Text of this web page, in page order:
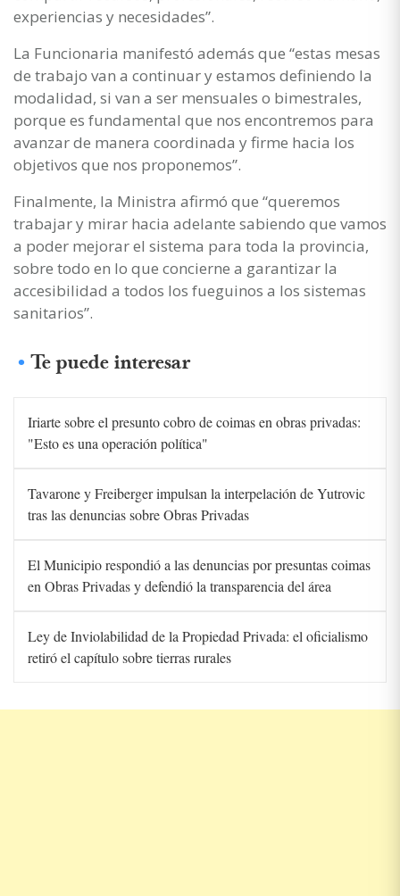
experiencias y necesidades”.
La Funcionaria manifestó además que “estas mesas
de trabajo van a continuar y estamos definiendo la
modalidad, si van a ser mensuales o bimestrales,
porque es fundamental que nos encontremos para
avanzar de manera coordinada y firme hacia los
objetivos que nos proponemos”.
Finalmente, la Ministra afirmó que “queremos
trabajar y mirar hacia adelante sabiendo que vamos
a poder mejorar el sistema para toda la provincia,
sobre todo en lo que concierne a garantizar la
accesibilidad a todos los fueguinos a los sistemas
sanitarios”.
Te puede interesar
Iriarte sobre el presunto cobro de coimas en obras privadas:
"Esto es una operación política"
Tavarone y Freiberger impulsan la interpelación de Yutrovic
tras las denuncias sobre Obras Privadas
El Municipio respondió a las denuncias por presuntas coimas
en Obras Privadas y defendió la transparencia del área
Ley de Inviolabilidad de la Propiedad Privada: el oficialismo
retiró el capítulo sobre tierras rurales